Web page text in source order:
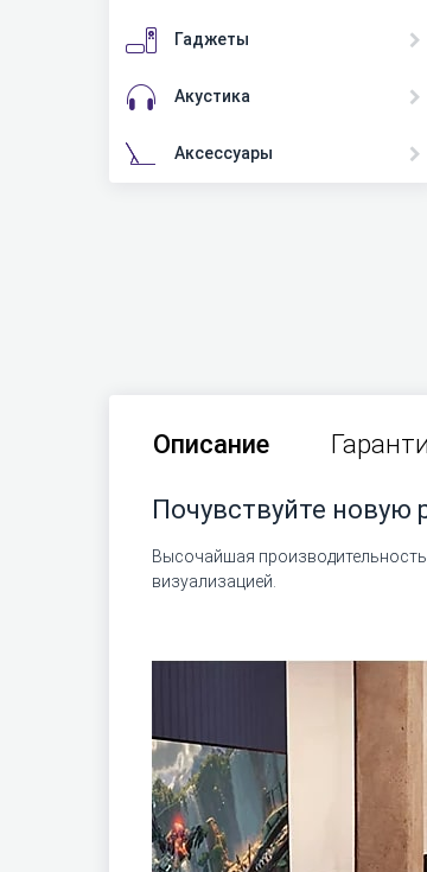
Гаджеты
Акустика
Аксессуары
Описание
Почувствуйте новую
Высочайшая
визуализацией.